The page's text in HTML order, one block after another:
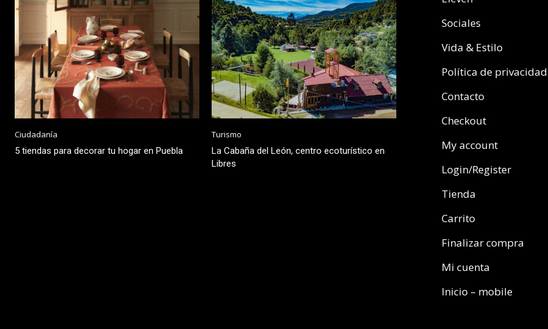
Ciudadanía
5 tiendas para decorar tu hogar en Puebla
Turismo
La Cabaña del León, centro ecoturístico en
Libres
Sociales
Vida & Estilo
Política de privacidad
Contacto
Checkout
My account
Login/Register
Tienda
Carrito
Finalizar compra
Mi cuenta
Inicio – mobile